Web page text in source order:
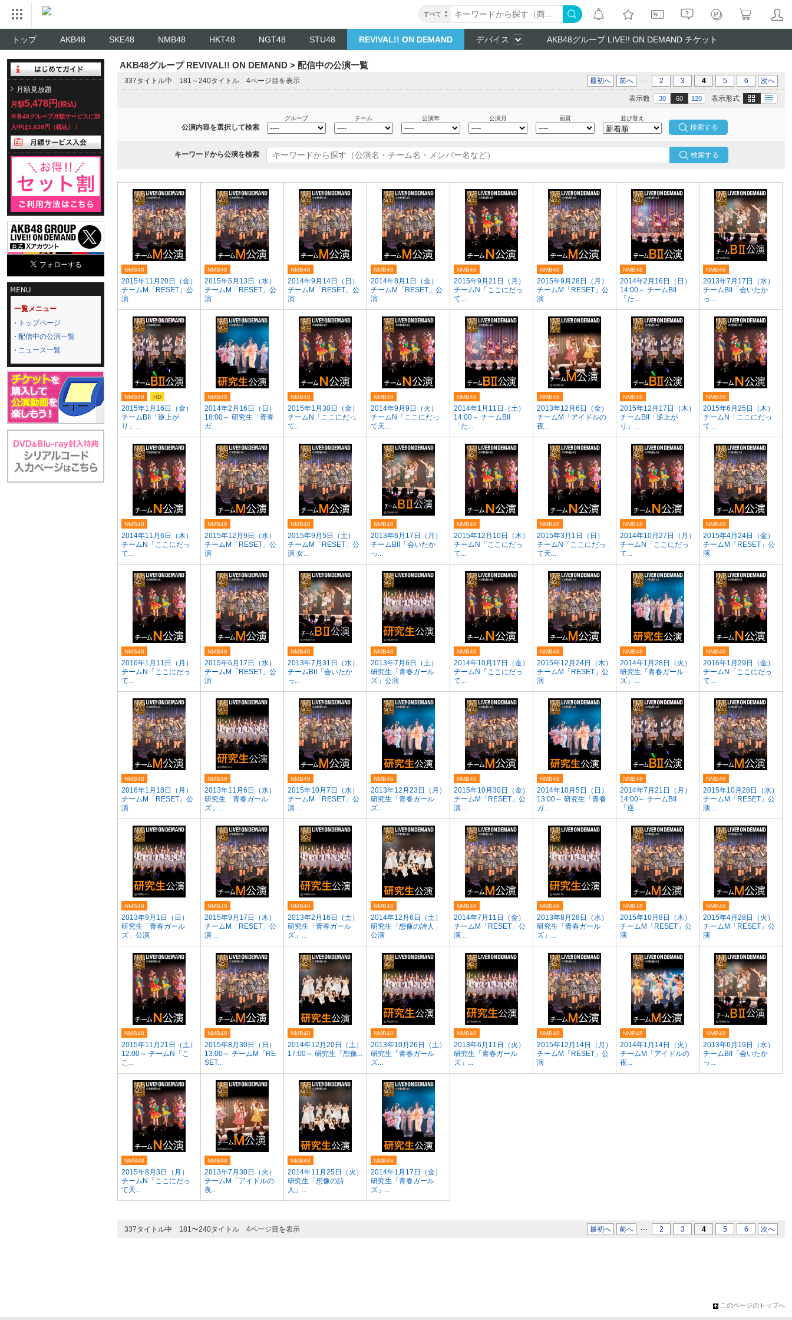
すべて
トップ AKB48 SKE48 NMB48 HKT48 NGT48 STU48 REVIVAL!! ON DEMAND デバイス AKB48グループ LIVE!! ON DEMAND チケット
月額見放題
月額5,478円 (税込)
※各48グループ月額サービスに加
入中は1,628円（税込）！
一覧メニュー
トップページ
配信中の公演一覧
ニュース一覧
AKB48グループ REVIVAL!! ON DEMAND > 配信中の公演一覧
337タイトル中 181～240タイトル 4ページ目を表示 最初へ 前へ ... 2 3 4 5 6 次へ
表示形式 画像 テキスト
表示数 30 60 120
公演内容を選択して検索
グループ チーム 公演年 公演月 画質 並び替え
キーワードから公演を検索 検索する
2015年11月20日（金）
チームM「RESET」公
演
NMB48
2015年5月13日（水）
チームM「RESET」公
演
NMB48
2014年9月14日（日）
チームM「RESET」公
演
NMB48
2014年8月1日（金）
チームM「RESET」公
演
NMB48
2015年9月21日（月）
チームN「ここにだっ
て...
NMB48
2015年9月28日（月）
チームM「RESET」公
演
NMB48
2014年2月16日（日）
14:00～ チームBII
「た...
NMB48
2013年7月17日（水）
チームBII「会いたか
っ...
NMB48
2015年1月16日（金）
チームBII「逆上が
り」...
NMB48 HD
2014年2月16日（日）
18:00～ 研究生「青春
ガ...
NMB48
2015年1月30日（金）
チームN「ここにだっ
て...
NMB48
2014年9月9日（火）
チームN「ここにだっ
て天...
NMB48
2014年1月11日（土）
14:00～ チームBII
「た...
NMB48
2013年12月6日（金）
チームM「アイドルの
夜...
NMB48
2015年12月17日（木）
チームBII「逆上が
り」...
NMB48
2015年6月25日（木）
チームN「ここにだっ
て...
NMB48
2014年11月6日（木）
チームN「ここにだっ
て...
NMB48
2015年12月9日（水）
チームM「RESET」公
演
NMB48
2015年9月5日（土）
チームM「RESET」公
演 女...
NMB48
2013年6月17日（月）
チームBII「会いたか
っ...
NMB48
2015年12月10日（木）
チームN「ここにだっ
て...
NMB48
2015年3月1日（日）
チームN「ここにだっ
て天...
NMB48
2014年10月27日（月）
チームN「ここにだっ
て...
NMB48
2015年4月24日（金）
チームM「RESET」公
演
NMB48
2016年1月11日（月）
チームN「ここにだっ
て...
NMB48
2015年6月17日（水）
チームM「RESET」公
演
NMB48
2013年7月31日（水）
チームBII「会いたか
っ...
NMB48
2013年7月6日（土）
研究生「青春ガール
ズ」公演
NMB48
2014年10月17日（金）
チームN「ここにだっ
て...
NMB48
2015年12月24日（木）
チームM「RESET」公
演
NMB48
2014年1月28日（火）
研究生「青春ガール
ズ」...
NMB48
2016年1月29日（金）
チームN「ここにだっ
て...
NMB48
2016年1月18日（月）
チームM「RESET」公
演
NMB48
2013年11月6日（水）
研究生「青春ガール
ズ」...
NMB48
2015年10月7日（水）
チームM「RESET」公
演 ...
NMB48
2013年12月23日（月）
研究生「青春ガール
ズ...
NMB48
2015年10月30日（金）
チームM「RESET」公
演 ...
NMB48
2014年10月5日（日）
13:00～ 研究生「青春
ガ...
NMB48
2014年7月21日（月）
14:00～ チームBII
「逆...
NMB48
2015年10月28日（水）
チームM「RESET」公
演 ...
NMB48
2013年9月1日（日）
研究生「青春ガール
ズ」公演
NMB48
2015年9月17日（木）
チームM「RESET」公
演 ...
NMB48
2013年2月16日（土）
研究生「青春ガール
ズ」...
NMB48
2014年12月6日（土）
研究生「想像の詩人」
公演
NMB48
2014年7月11日（金）
チームM「RESET」公
演 ...
NMB48
2013年8月28日（水）
研究生「青春ガール
ズ」...
NMB48
2015年10月8日（木）
チームM「RESET」公
演
NMB48
2015年4月28日（火）
チームM「RESET」公
演
NMB48
2015年11月21日（土）
12:00～ チームN「こ
こ...
NMB48
2015年8月30日（日）
13:00～ チームM「RE
SET...
NMB48
2014年12月20日（土）
17:00～ 研究生「想像...
NMB48
2013年10月26日（土）
研究生「青春ガール
ズ...
NMB48
2013年6月11日（火）
研究生「青春ガール
ズ」...
NMB48
2015年12月14日（月）
チームM「RESET」公
演
NMB48
2014年1月14日（火）
チームM「アイドルの
夜...
NMB48
2013年6月19日（水）
チームBII「会いたか
っ...
NMB48
2015年8月3日（月）
チームN「ここにだっ
て天...
NMB48
2013年7月30日（火）
チームM「アイドルの
夜...
NMB48
2014年11月25日（火）
研究生「想像の詩
人」...
NMB48
2014年1月17日（金）
研究生「青春ガール
ズ」...
NMB48
337タイトル中 181〜240タイトル 4ページ目を表示 最初へ 前へ ... 2 3 4 5 6 次へ
このページのトップへ